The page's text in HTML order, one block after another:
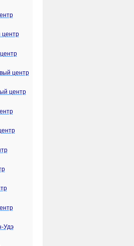
центр
центр
центр
Удэ